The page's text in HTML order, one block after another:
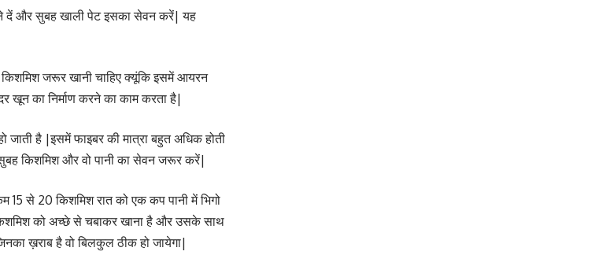
दें और सुबह खाली पेट इसका सेवन करें| यह
किशमिश जरूर खानी चाहिए क्यूंकि इसमें आयरन
खून का निर्माण करने का काम करता है|
जाती है |इसमें फाइबर की मात्रा बहुत अधिक होती
किशमिश और वो पानी का सेवन जरूर करें|
15 से 20 किशमिश रात को एक कप पानी में भिगो
को अच्छे से चबाकर खाना है और उसके साथ
ख़राब है वो बिलकुल ठीक हो जायेगा|